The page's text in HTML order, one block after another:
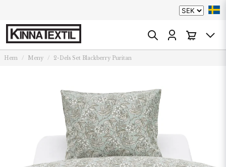
Hem Meny 2-Dels Set Blackberry Puritan